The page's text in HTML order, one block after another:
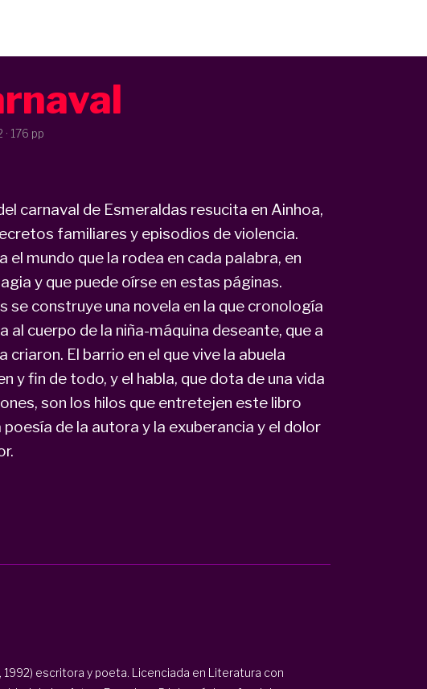
· 176 pp
carnaval de Esmeraldas resucita en Ainhoa,
familiares y episodios de violencia.
el mundo que la rodea en cada palabra, en
y que puede oírse en estas páginas.
se construye una novela en la que cronología
al cuerpo de la niña-máquina deseante, que a
criaron. El barrio en el que vive la abuela
y fin de todo, y el habla, que dota de una vida
son los hilos que entretejen este libro
de la autora y la exuberancia y el dolor
1992) escritora y poeta. Licenciada en Literatura con